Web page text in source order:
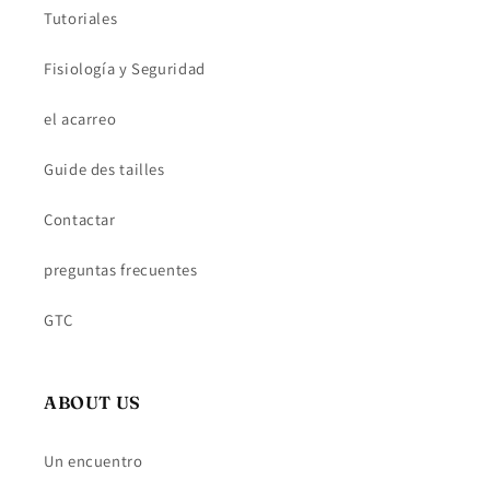
Tutoriales
Fisiología y Seguridad
el acarreo
Guide des tailles
Contactar
preguntas frecuentes
GTC
ABOUT US
Un encuentro